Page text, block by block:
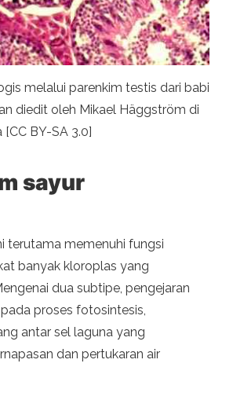
melalui parenkim testis dari babi
diedit oleh Mikael Häggström di
[CC BY-SA 3.0]
sayur
terutama memenuhi fungsi
banyak kloroplas yang
dua subtipe, pengejaran
proses fotosintesis,
antar sel laguna yang
dan pertukaran air